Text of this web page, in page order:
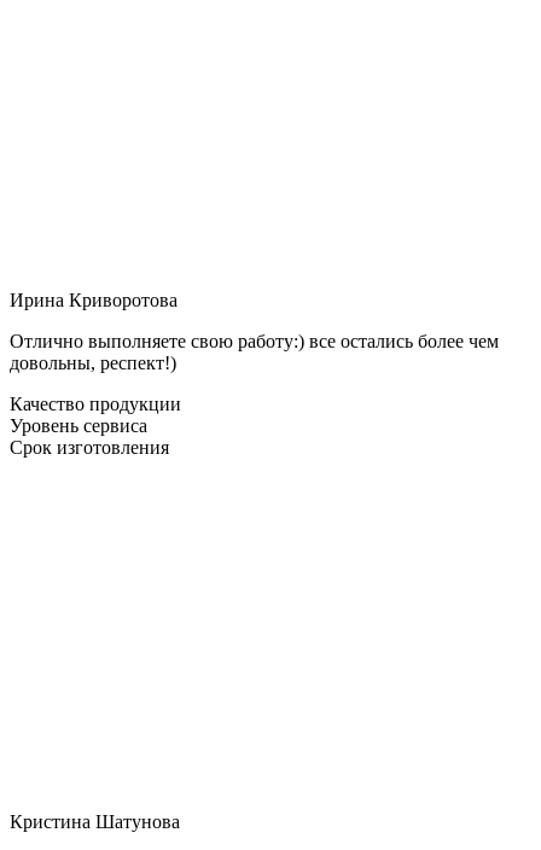
Ирина Криворотова
Отлично выполняете свою работу:) все остались более чем
довольны, респект!)
Качество продукции
Уровень сервиса
Срок изготовления
Кристина Шатунова